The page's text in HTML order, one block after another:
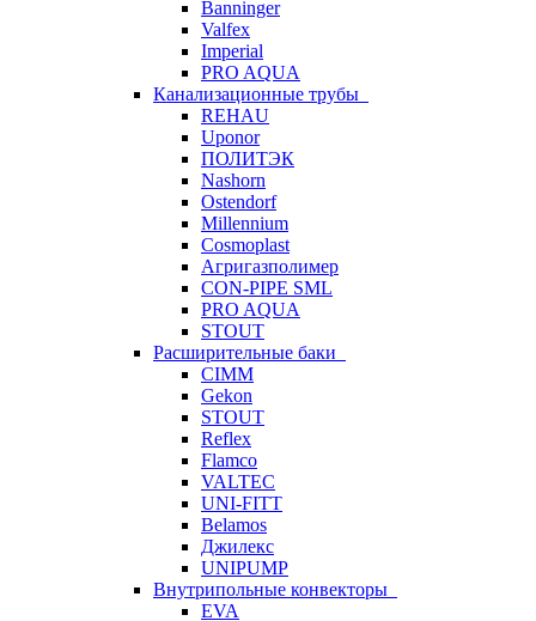
Banninger
Valfex
Imperial
PRO AQUA
Канализационные трубы
REHAU
Uponor
ПОЛИТЭК
Nashorn
Ostendorf
Millennium
Cosmoplast
Агригазполимер
CON-PIPE SML
PRO AQUA
STOUT
Расширительные баки
CIMM
Gekon
STOUT
Reflex
Flamco
VALTEC
UNI-FITT
Belamos
Джилекс
UNIPUMP
Внутрипольные конвекторы
EVA